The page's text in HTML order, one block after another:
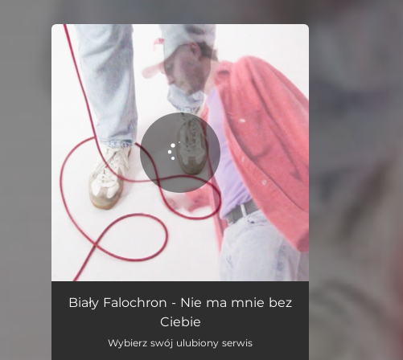
You're all set!
Nie ma mnie bez Ciebie 02:44
Biały Falochron - Nie ma mnie bez
Ciebie
Wybierz swój ulubiony serwis